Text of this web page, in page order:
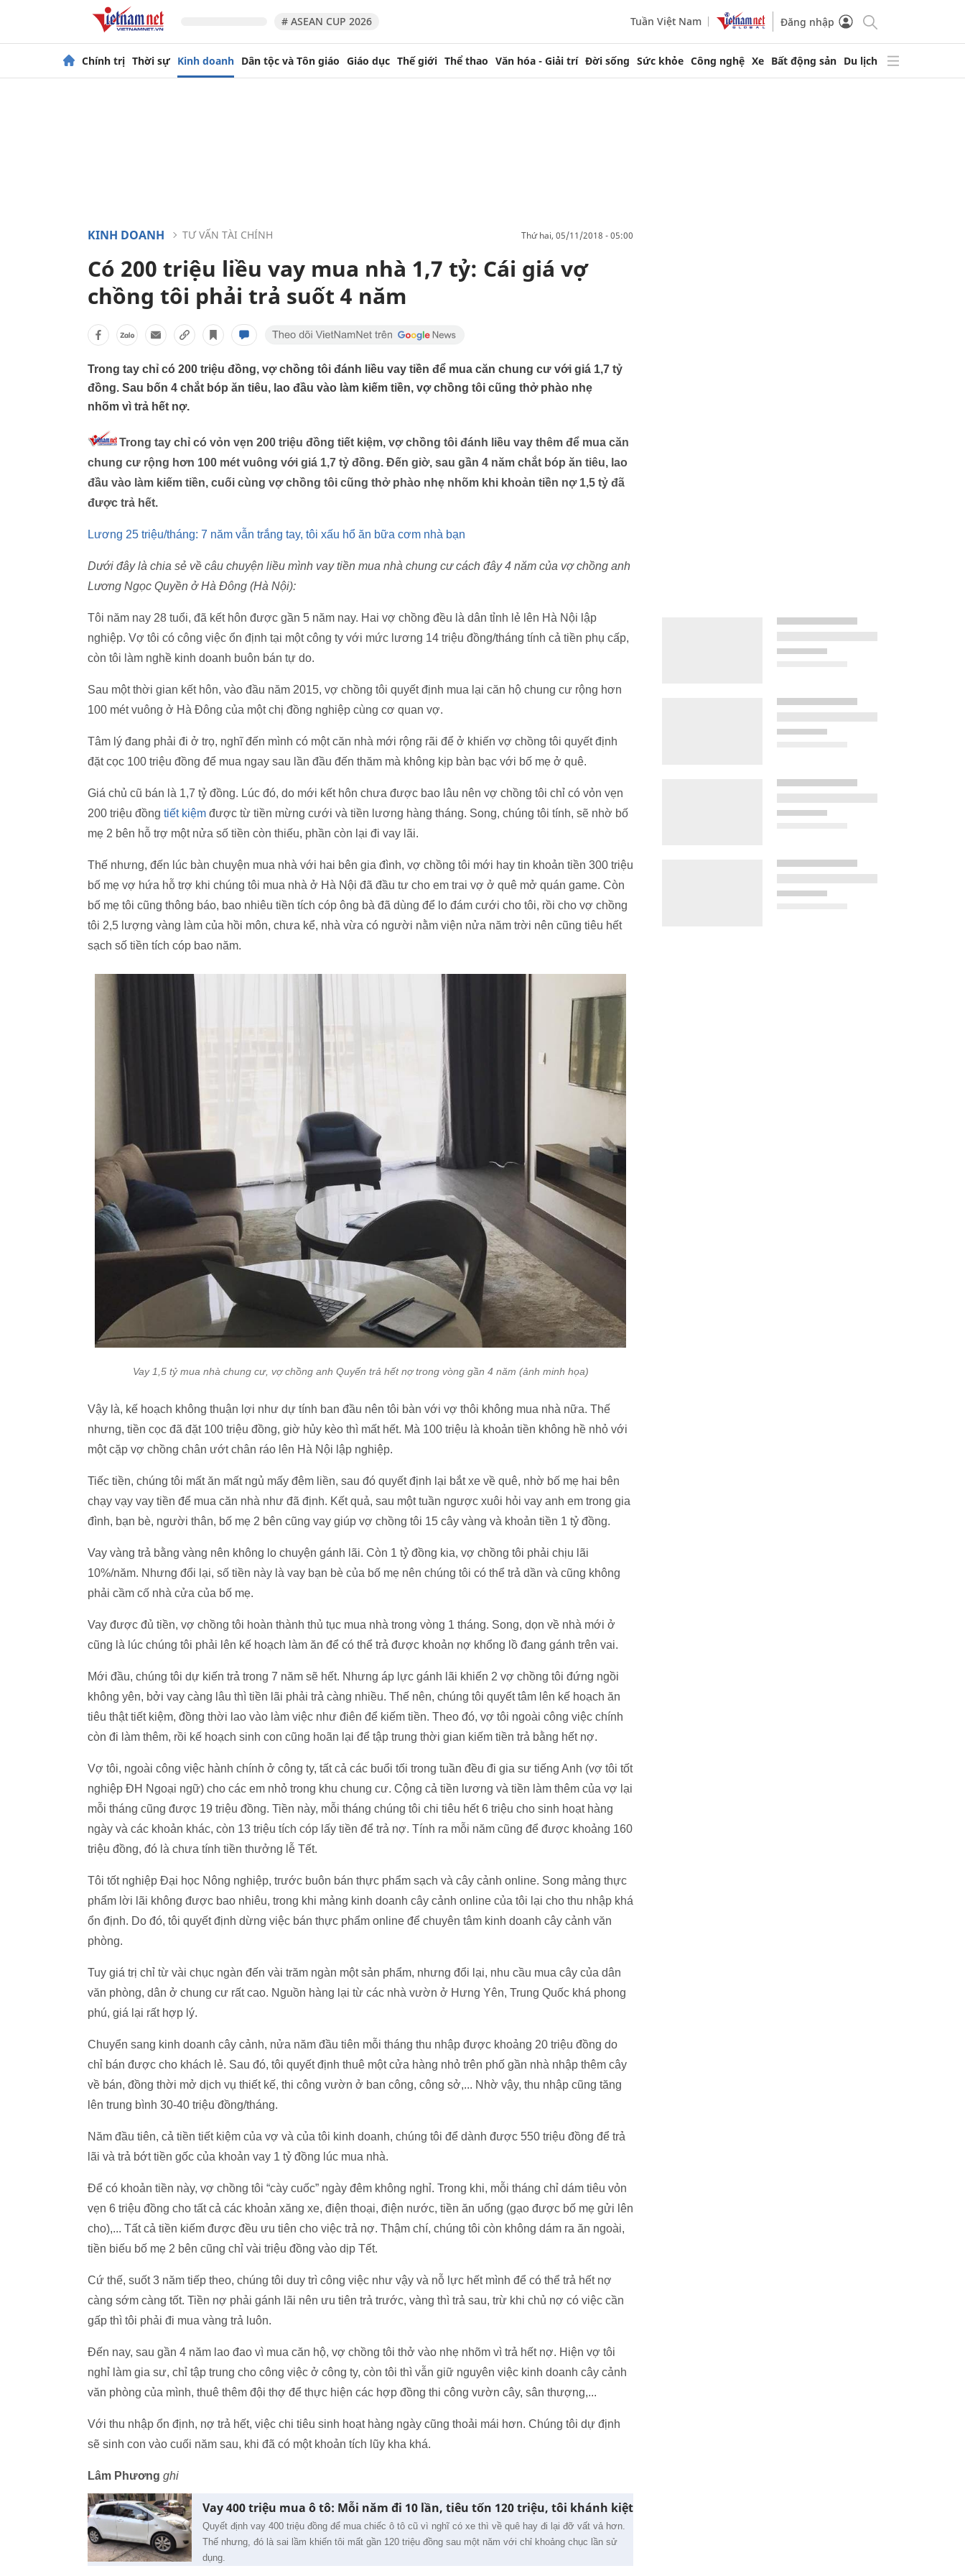
# ASEAN CUP 2026 Tuần Việt Nam Đăng nhập
Chính trị Thời sự Kinh doanh Dân tộc và Tôn giáo Giáo dục Thế giới Thể thao Văn hóa - Giải trí Đời sống Sức khỏe Công nghệ Xe Bất động sản Du lịch
KINH DOANH TƯ VẤN TÀI CHÍNH thứ hai, 05/11/2018 - 05:00
Có 200 triệu liều vay mua nhà 1,7 tỷ: Cái giá vợ
chồng tôi phải trả suốt 4 năm
Trong tay chỉ có 200 triệu đồng, vợ chồng tôi đánh liều vay tiền để mua căn chung cư với giá 1,7 tỷ
đồng. Sau bốn 4 chắt bóp ăn tiêu, lao đầu vào làm kiếm tiền, vợ chồng tôi cũng thở phào nhẹ
nhõm vì trả hết nợ.
Trong tay chỉ có vỏn vẹn 200 triệu đồng tiết kiệm, vợ chồng tôi đánh liều vay thêm để mua căn
chung cư rộng hơn 100 mét vuông với giá 1,7 tỷ đồng. Đến giờ, sau gần 4 năm chắt bóp ăn tiêu, lao
đầu vào làm kiếm tiền, cuối cùng vợ chồng tôi cũng thở phào nhẹ nhõm khi khoản tiền nợ 1,5 tỷ đã
được trả hết.
Lương 25 triệu/tháng: 7 năm vẫn trắng tay, tôi xấu hổ ăn bữa cơm nhà bạn
Dưới đây là chia sẻ về câu chuyện liều mình vay tiền mua nhà chung cư cách đây 4 năm của vợ chồng anh
Lương Ngọc Quyền ở Hà Đông (Hà Nội):
Tôi năm nay 28 tuổi, đã kết hôn được gần 5 năm nay. Hai vợ chồng đều là dân tỉnh lẻ lên Hà Nội lập
nghiệp. Vợ tôi có công việc ổn định tại một công ty với mức lương 14 triệu đồng/tháng tính cả tiền phụ cấp,
còn tôi làm nghề kinh doanh buôn bán tự do.
Sau một thời gian kết hôn, vào đầu năm 2015, vợ chồng tôi quyết định mua lại căn hộ chung cư rộng hơn
100 mét vuông ở Hà Đông của một chị đồng nghiệp cùng cơ quan vợ.
Tâm lý đang phải đi ở trọ, nghĩ đến mình có một căn nhà mới rộng rãi để ở khiến vợ chồng tôi quyết định
đặt cọc 100 triệu đồng để mua ngay sau lần đầu đến thăm mà không kịp bàn bạc với bố mẹ ở quê.
Giá chủ cũ bán là 1,7 tỷ đồng. Lúc đó, do mới kết hôn chưa được bao lâu nên vợ chồng tôi chỉ có vỏn vẹn
200 triệu đồng tiết kiệm được từ tiền mừng cưới và tiền lương hàng tháng. Song, chúng tôi tính, sẽ nhờ bố
mẹ 2 bên hỗ trợ một nửa số tiền còn thiếu, phần còn lại đi vay lãi.
Thế nhưng, đến lúc bàn chuyện mua nhà với hai bên gia đình, vợ chồng tôi mới hay tin khoản tiền 300 triệu
bố mẹ vợ hứa hỗ trợ khi chúng tôi mua nhà ở Hà Nội đã đầu tư cho em trai vợ ở quê mở quán game. Còn
bố mẹ tôi cũng thông báo, bao nhiêu tiền tích cóp ông bà đã dùng để lo đám cưới cho tôi, rồi cho vợ chồng
tôi 2,5 lượng vàng làm của hồi môn, chưa kể, nhà vừa có người nằm viện nửa năm trời nên cũng tiêu hết
sạch số tiền tích cóp bao năm.
Vay 1,5 tỷ mua nhà chung cư, vợ chồng anh Quyến trả hết nợ trong vòng gần 4 năm (ảnh minh họa)
Vậy là, kế hoạch không thuận lợi như dự tính ban đầu nên tôi bàn với vợ thôi không mua nhà nữa. Thế
nhưng, tiền cọc đã đặt 100 triệu đồng, giờ hủy kèo thì mất hết. Mà 100 triệu là khoản tiền không hề nhỏ với
một cặp vợ chồng chân ướt chân ráo lên Hà Nội lập nghiệp.
Tiếc tiền, chúng tôi mất ăn mất ngủ mấy đêm liền, sau đó quyết định lại bắt xe về quê, nhờ bố mẹ hai bên
chạy vạy vay tiền để mua căn nhà như đã định. Kết quả, sau một tuần ngược xuôi hỏi vay anh em trong gia
đình, bạn bè, người thân, bố mẹ 2 bên cũng vay giúp vợ chồng tôi 15 cây vàng và khoản tiền 1 tỷ đồng.
Vay vàng trả bằng vàng nên không lo chuyện gánh lãi. Còn 1 tỷ đồng kia, vợ chồng tôi phải chịu lãi
10%/năm. Nhưng đổi lại, số tiền này là vay bạn bè của bố mẹ nên chúng tôi có thể trả dần và cũng không
phải cầm cố nhà cửa của bố mẹ.
Vay được đủ tiền, vợ chồng tôi hoàn thành thủ tục mua nhà trong vòng 1 tháng. Song, dọn về nhà mới ở
cũng là lúc chúng tôi phải lên kế hoạch làm ăn để có thể trả được khoản nợ khổng lồ đang gánh trên vai.
Mới đầu, chúng tôi dự kiến trả trong 7 năm sẽ hết. Nhưng áp lực gánh lãi khiến 2 vợ chồng tôi đứng ngồi
không yên, bởi vay càng lâu thì tiền lãi phải trả càng nhiều. Thế nên, chúng tôi quyết tâm lên kế hoạch ăn
tiêu thật tiết kiệm, đồng thời lao vào làm việc như điên để kiếm tiền. Theo đó, vợ tôi ngoài công việc chính
còn đi làm thêm, rồi kế hoạch sinh con cũng hoãn lại để tập trung thời gian kiếm tiền trả bằng hết nợ.
Vợ tôi, ngoài công việc hành chính ở công ty, tất cả các buổi tối trong tuần đều đi gia sư tiếng Anh (vợ tôi tốt
nghiệp ĐH Ngoại ngữ) cho các em nhỏ trong khu chung cư. Cộng cả tiền lương và tiền làm thêm của vợ lại
mỗi tháng cũng được 19 triệu đồng. Tiền này, mỗi tháng chúng tôi chi tiêu hết 6 triệu cho sinh hoạt hàng
ngày và các khoản khác, còn 13 triệu tích cóp lấy tiền để trả nợ. Tính ra mỗi năm cũng để được khoảng 160
triệu đồng, đó là chưa tính tiền thưởng lễ Tết.
Tôi tốt nghiệp Đại học Nông nghiệp, trước buôn bán thực phẩm sạch và cây cảnh online. Song mảng thực
phẩm lời lãi không được bao nhiêu, trong khi mảng kinh doanh cây cảnh online của tôi lại cho thu nhập khá
ổn định. Do đó, tôi quyết định dừng việc bán thực phẩm online để chuyên tâm kinh doanh cây cảnh văn
phòng.
Tuy giá trị chỉ từ vài chục ngàn đến vài trăm ngàn một sản phẩm, nhưng đổi lại, nhu cầu mua cây của dân
văn phòng, dân ở chung cư rất cao. Nguồn hàng lại từ các nhà vườn ở Hưng Yên, Trung Quốc khá phong
phú, giá lại rất hợp lý.
Chuyển sang kinh doanh cây cảnh, nửa năm đầu tiên mỗi tháng thu nhập được khoảng 20 triệu đồng do
chỉ bán được cho khách lẻ. Sau đó, tôi quyết định thuê một cửa hàng nhỏ trên phố gần nhà nhập thêm cây
về bán, đồng thời mở dịch vụ thiết kế, thi công vườn ở ban công, công sở,... Nhờ vậy, thu nhập cũng tăng
lên trung bình 30-40 triệu đồng/tháng.
Năm đầu tiên, cả tiền tiết kiệm của vợ và của tôi kinh doanh, chúng tôi để dành được 550 triệu đồng để trả
lãi và trả bớt tiền gốc của khoản vay 1 tỷ đồng lúc mua nhà.
Để có khoản tiền này, vợ chồng tôi “cày cuốc” ngày đêm không nghỉ. Trong khi, mỗi tháng chỉ dám tiêu vỏn
vẹn 6 triệu đồng cho tất cả các khoản xăng xe, điện thoại, điện nước, tiền ăn uống (gạo được bố mẹ gửi lên
cho),... Tất cả tiền kiếm được đều ưu tiên cho việc trả nợ. Thậm chí, chúng tôi còn không dám ra ăn ngoài,
tiền biếu bố mẹ 2 bên cũng chỉ vài triệu đồng vào dịp Tết.
Cứ thế, suốt 3 năm tiếp theo, chúng tôi duy trì công việc như vậy và nỗ lực hết mình để có thể trả hết nợ
càng sớm càng tốt. Tiền nợ phải gánh lãi nên ưu tiên trả trước, vàng thì trả sau, trừ khi chủ nợ có việc cần
gấp thì tôi phải đi mua vàng trả luôn.
Đến nay, sau gần 4 năm lao đao vì mua căn hộ, vợ chồng tôi thở vào nhẹ nhõm vì trả hết nợ. Hiện vợ tôi
nghỉ làm gia sư, chỉ tập trung cho công việc ở công ty, còn tôi thì vẫn giữ nguyên việc kinh doanh cây cảnh
văn phòng của mình, thuê thêm đội thợ để thực hiện các hợp đồng thi công vườn cây, sân thượng,...
Với thu nhập ổn định, nợ trả hết, việc chi tiêu sinh hoạt hàng ngày cũng thoải mái hơn. Chúng tôi dự định
sẽ sinh con vào cuối năm sau, khi đã có một khoản tích lũy kha khá.
Lâm Phương ghi
Vay 400 triệu mua ô tô: Mỗi năm đi 10 lần, tiêu tốn 120 triệu, tôi khánh kiệt
Quyết định vay 400 triệu đồng để mua chiếc ô tô cũ vì nghĩ có xe thì về quê hay đi lại đỡ vất vả hơn.
Thế nhưng, đó là sai lầm khiến tôi mất gần 120 triệu đồng sau một năm với chỉ khoảng chục lần sử
dụng.